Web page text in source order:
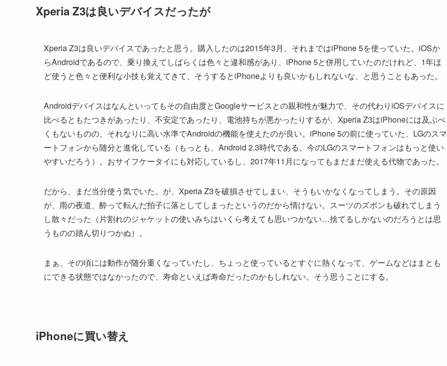
Xperia Z3は良いデバイスだったが
Xperia Z3は良いデバイスであったと思う。購入したのは2015年3月、それまではiPhone 5を使っていた。iOSか
らAndroidであるので、乗り換えてしばらくは色々と違和感があり、iPhone 5と併用していたのだけれど、1年ほ
ど使うと色々と便利な小技も覚えてきて、そうするとiPhoneよりも良いかもしれないな、と思うこともあった。
Androidデバイスはなんといってもその自由度とGoogleサービスとの親和性が魅力で、その代わりiOSデバイスに
比べるともたつきがあったり、不安定であったり、電池持ちが悪かったりするが、Xperia Z3はiPhoneには及ぶべ
くもないものの、それなりに高い水準でAndroidの機能を使えたのが良い。iPhone 5の前に使っていた、LGのスマ
ートフォンから随分と進化している（もっとも、Android 2.3時代である。今のLGのスマートフォンはもっと使い
やすいだろう）。おサイフケータイにも対応しているし、2017年11月になってもまだまだ使える代物であった。
だから、まだ当分使う気でいた。が、Xperia Z3を破損させてしまい、そうもいかなくなってしまう。その原因
が、雨の夜道、酔って転んだ拍子に落としてしまったというのだから情けない。スーツのズボンも破れてしまう
し散々だった（片割れのジャケットの使いみちはいくら考えても思いつかない…捨てるしかないのだろうとは思
うものの踏ん切りつかぬ）。
まぁ、その頃には動作が随分重くなっていたし、ちょっと使っているとすぐに熱くなって、ゲームなどはまとも
にできる状態ではなかったので、寿命といえば寿命だったのかもしれない。そう思うことにする。
iPhoneに買い替え